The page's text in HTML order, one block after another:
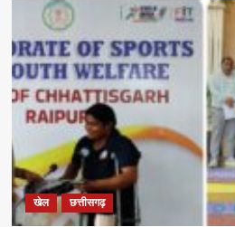
खेल छत्तीसगढ़